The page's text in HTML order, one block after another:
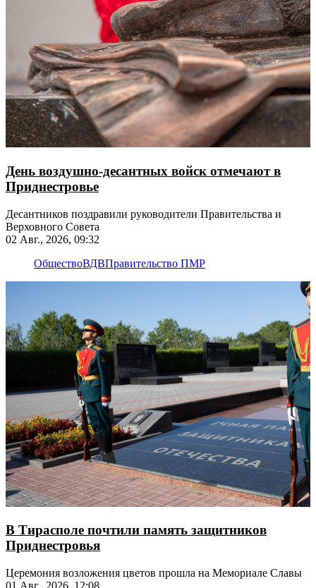
День воздушно-десантных войск отмечают в
Приднестровье
Десантников поздравили руководители Правительства и
Верховного Совета
02 Авг., 2026, 09:32
ОбществоВДВПравительство ПМР
В Тирасполе почтили память защитников
Приднестровья
Церемония возложения цветов прошла на Мемориале Славы
01 Авг., 2026, 12:08